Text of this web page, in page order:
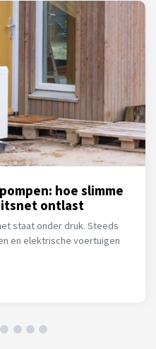
hoe slimme
ontlast
staat onder druk. Steeds
en elektrische voertuigen